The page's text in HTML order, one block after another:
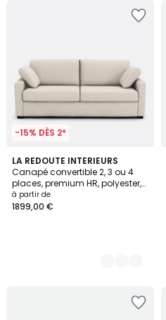
-15% DÈS 2*
LA REDOUTE INTERIEURS
Canapé convertible 2, 3 ou 4
places, premium HR, polyester,
TIMOR
à partir de
1899,00 €
3
Couleurs